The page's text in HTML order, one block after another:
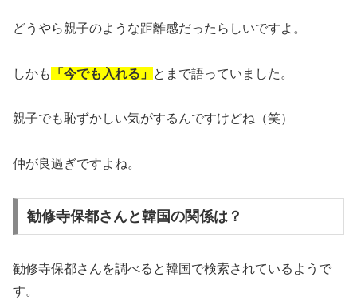
どうやら親子のような距離感だったらしいですよ。
しかも 「今でも入れる」 とまで語っていました。
親子でも恥ずかしい気がするんですけどね（笑）
仲が良過ぎですよね。
勧修寺保都さんと韓国の関係は？
勧修寺保都さんを調べると韓国で検索されているようで
す。